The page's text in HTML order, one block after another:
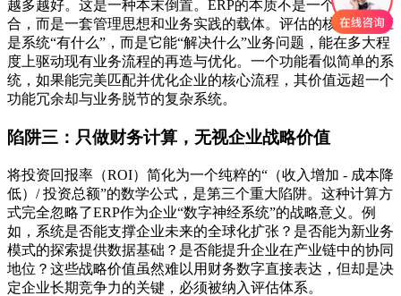
越多越好。这是一种本末倒置。ERP的本质不是一个功能集
合，而是一套管理思想和业务实践的载体。评估的核心，不应
是系统“有什么”，而是它能“解决什么”业务问题，能在多大程
度上驱动现有业务流程的再造与优化。一个功能看似简单的系
统，如果能完美匹配并优化企业的核心流程，其价值远超一个
功能冗余却与业务脱节的复杂系统。
陷阱三：只做财务计算，无视企业战略价值
将投资回报率（ROI）简化为一个纯粹的“（收入增加 - 成本降
低）/ 投资总额”的数学公式，是第三个重大陷阱。这种计算方
式完全忽略了ERP作为企业“数字神经系统”的战略意义。例
如，系统是否能支撑企业未来的全球化扩张？是否能为新业务
模式的探索提供数据基础？是否能提升企业在产业链中的协同
地位？这些战略价值虽然难以用财务数字直接表达，但却是决
定企业长期竞争力的关键，必须被纳入评估体系。